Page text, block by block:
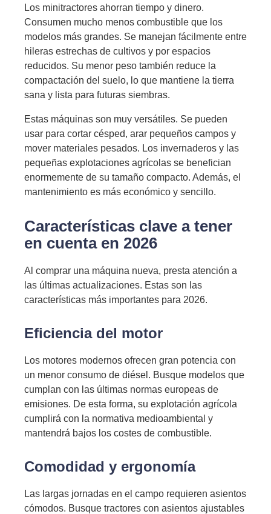
Los minitractores ahorran tiempo y dinero.
Consumen mucho menos combustible que los
modelos más grandes. Se manejan fácilmente entre
hileras estrechas de cultivos y por espacios
reducidos. Su menor peso también reduce la
compactación del suelo, lo que mantiene la tierra
sana y lista para futuras siembras.
Estas máquinas son muy versátiles. Se pueden
usar para cortar césped, arar pequeños campos y
mover materiales pesados. Los invernaderos y las
pequeñas explotaciones agrícolas se benefician
enormemente de su tamaño compacto. Además, el
mantenimiento es más económico y sencillo.
Características clave a tener
en cuenta en 2026
Al comprar una máquina nueva, presta atención a
las últimas actualizaciones. Estas son las
características más importantes para 2026.
Eficiencia del motor
Los motores modernos ofrecen gran potencia con
un menor consumo de diésel. Busque modelos que
cumplan con las últimas normas europeas de
emisiones. De esta forma, su explotación agrícola
cumplirá con la normativa medioambiental y
mantendrá bajos los costes de combustible.
Comodidad y ergonomía
Las largas jornadas en el campo requieren asientos
cómodos. Busque tractores con asientos ajustables